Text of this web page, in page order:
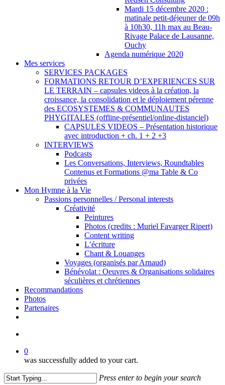
Mardi 15 décembre 2020 :
matinale petit-déjeuner de 09h
à 10h30, 11h max au Beau-
Rivage Palace de Lausanne,
Ouchy
Agenda numérique 2020
Mes services
SERVICES PACKAGES
FORMATIONS RETOUR D’EXPERIENCES SUR
LE TERRAIN – capsules videos à la création, la
croissance, la consolidation et le déploiement pérenne
des ECOSYSTEMES & COMMUNAUTES
PHYGITALES (offline-présentiel/online-distanciel)
CAPSULES VIDEOS – Présentation historique
avec introduction + ch. 1 + 2 +3
INTERVIEWS
Podcasts
Les Conversations, Interviews, Roundtables
Contenus et Formations @ma Table & Co
privées
Mon Hymne à la Vie
Passions personnelles / Personal interests
Créativité
Peintures
Photos (credits : Muriel Favarger Ripert)
Content writing
L’écriture
Chant & Louanges
Voyages (organisés par Arnaud)
Bénévolat : Oeuvres & Organisations solidaires
séculières et chrétiennes
Recommandations
Photos
Partenaires
0
was successfully added to your cart.
Press enter to begin your search